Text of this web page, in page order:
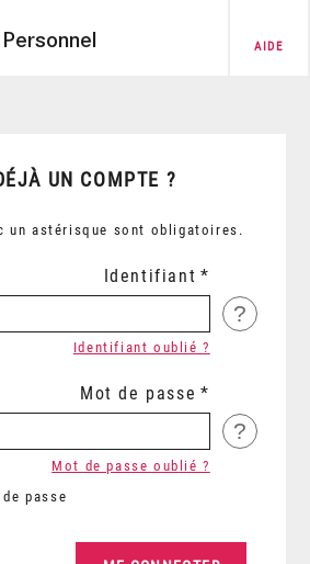
AIDE
UN COMPTE ?
un astérisque sont obligatoires.
Identifiant
?
Identifiant oublié ?
Mot de passe
?
passe
Mot de passe oublié ?